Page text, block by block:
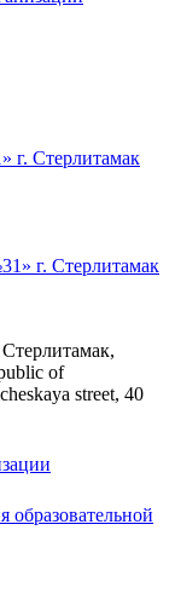
г. Стерлитамак
of
street, 40
образовательной